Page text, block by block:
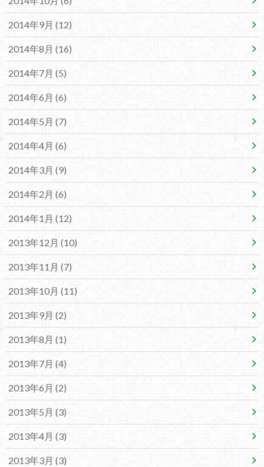
2014年9月 (12)
2014年8月 (16)
2014年7月 (5)
2014年6月 (6)
2014年5月 (7)
2014年4月 (6)
2014年3月 (9)
2014年2月 (6)
2014年1月 (12)
2013年12月 (10)
2013年11月 (7)
2013年10月 (11)
2013年9月 (2)
2013年8月 (1)
2013年7月 (4)
2013年6月 (2)
2013年5月 (3)
2013年4月 (3)
2013年3月 (3)